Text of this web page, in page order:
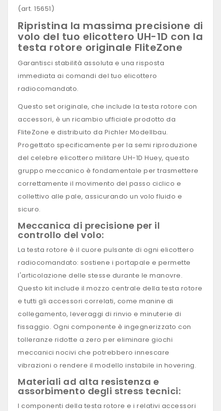
(art. 15651)
Ripristina la massima precisione di
volo del tuo elicottero UH-1D con la
testa rotore originale FliteZone
Garantisci stabilità assoluta e una risposta
immediata ai comandi del tuo elicottero
radiocomandato.
Questo set originale, che include la testa rotore con
accessori, è un ricambio ufficiale prodotto da
FliteZone e distribuito da Pichler Modellbau.
Progettato specificamente per la semi riproduzione
del celebre elicottero militare UH-1D Huey, questo
gruppo meccanico è fondamentale per trasmettere
correttamente il movimento del passo ciclico e
collettivo alle pale, assicurando un volo fluido e
sicuro.
Meccanica di precisione per il
controllo del volo:
La testa rotore è il cuore pulsante di ogni elicottero
radiocomandato: sostiene i portapale e permette
l'articolazione delle stesse durante le manovre.
Questo kit include il mozzo centrale della testa rotore
e tutti gli accessori correlati, come manine di
collegamento, leveraggi di rinvio e minuterie di
fissaggio. Ogni componente è ingegnerizzato con
tolleranze ridotte a zero per eliminare giochi
meccanici nocivi che potrebbero innescare
vibrazioni o rendere il modello instabile in hovering.
Materiali ad alta resistenza e
assorbimento degli stress tecnici:
I componenti della testa rotore e i relativi accessori